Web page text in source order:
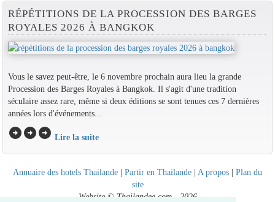
RÉPÉTITIONS DE LA PROCESSION DES BARGES
ROYALES 2026 À BANGKOK
Vous le savez peut-être, le 6 novembre prochain aura lieu la grande
Procession des Barges Royales à Bangkok. Il s'agit d'une tradition
séculaire assez rare, même si deux éditions se sont tenues ces 7 dernières
années lors d'événements...
arrow_circle_rightarrow_circle_rightarrow_circle_right Lire la suite
Annuaire des hotels Thailande | Partir en Thailande | A propos | Plan du
site
Website © Thailandee.com - 2026